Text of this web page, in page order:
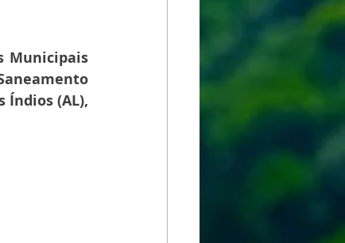
Municipais
Índios (AL),